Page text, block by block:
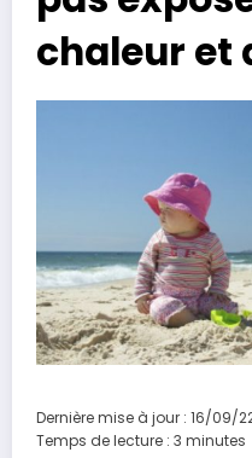
chaleur et
Dernière mise à jour : 16/09/
Temps de lecture : 3 minutes